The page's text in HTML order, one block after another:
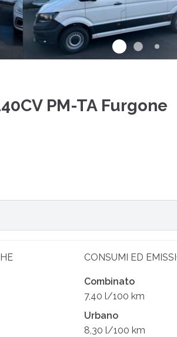
PM-TA Furgone
CONSUMI ED
Combinato
7,40 l/100 km
Urbano
8,30 l/100 km